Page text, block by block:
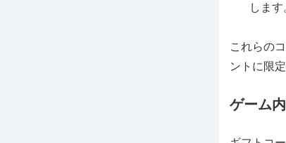
します
これらの
ントに限
ゲーム